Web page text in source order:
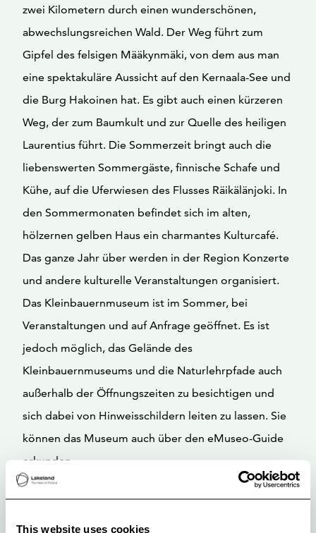
This website uses cookies
zwei Kilometern durch einen wunderschönen,
abwechslungsreichen Wald. Der Weg führt zum
Gipfel des felsigen Määkynmäki, von dem aus man
eine spektakuläre Aussicht auf den Kernaala-See und
die Burg Hakoinen hat. Es gibt auch einen kürzeren
Weg, der zum Baumkult und zur Quelle des heiligen
Laurentius führt. Die Sommerzeit bringt auch die
liebenswerten Sommergäste, finnische Schafe und
Kühe, auf die Uferwiesen des Flusses Räikälänjoki. In
den Sommermonaten befindet sich im alten,
hölzernen gelben Haus ein charmantes Kulturcafé.
Das ganze Jahr über werden in der Region Konzerte
und andere kulturelle Veranstaltungen organisiert.
Das Kleinbauernmuseum ist im Sommer, bei
Veranstaltungen und auf Anfrage geöffnet. Es ist
jedoch möglich, das Gelände des
Kleinbauernmuseums und die Naturlehrpfade auch
außerhalb der Öffnungszeiten zu besichtigen und
sich dabei von Hinweisschildern leiten zu lassen. Sie
können das Museum auch über den eMuseo-Guide
erkunden.